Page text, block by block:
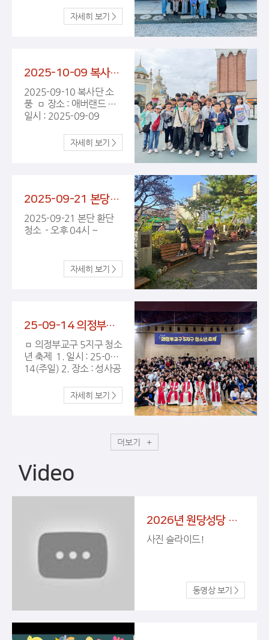
2025-10-09 복사단 소풍
2025-09-10 복사단 소
풍 ㅁ 장소 : 애버랜드 ㅁ
일시 : 2025-09-09
2025-09-21 본당 화단청소
2025-09-21 본단 환단
청소 - 오후 04시 ~
25-09-14 의정부교구 5지구 청소년 축제
ㅁ 의정부교구 5지구 청소
년 축제 1. 일시 : 25-09-
14(주일) 2. 장소 : 성사공
더보기
Video
2026년 원당성당 어르신 봄소풍 사진슬라이드
사진 슬라이드!